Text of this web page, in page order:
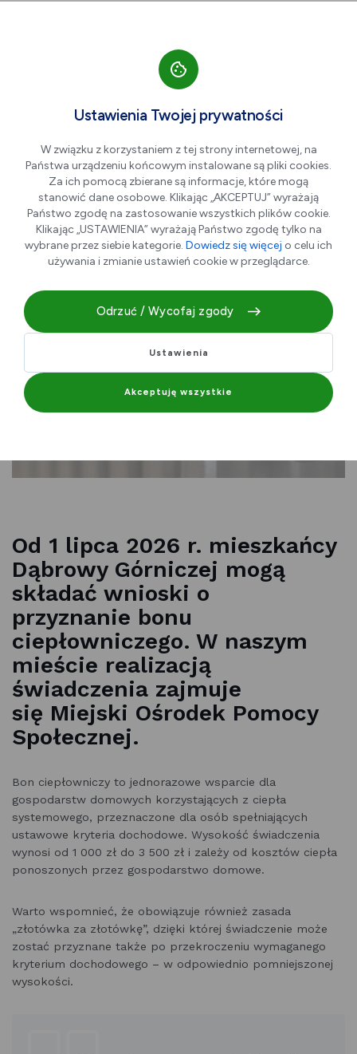
Ruszył nabór wniosków o bon
ciepłowniczy
02.07.2026 r.
Od 1 lipca 2026 r. mieszkańcy
Dąbrowy Górniczej mogą
składać wnioski o
przyznanie bonu
ciepłowniczego. W naszym
mieście realizacją
świadczenia zajmuje
się Miejski Ośrodek Pomocy
Społecznej.
Bon ciepłowniczy to jednorazowe wsparcie dla
gospodarstw domowych korzystających z ciepła
systemowego, przeznaczone dla osób spełniających
ustawowe kryteria dochodowe. Wysokość świadczenia
wynosi od 1 000 zł do 3 500 zł i zależy od kosztów ciepła
ponoszonych przez gospodarstwo domowe.
Warto wspomnieć, że obowiązuje również zasada
„złotówka za złotówkę”, dzięki której świadczenie może
zostać przyznane także po przekroczeniu wymaganego
kryterium dochodowego – w odpowiednio pomniejszonej
wysokości.
Ustawienia Twojej prywatności
W związku z korzystaniem z tej strony internetowej, na
Państwa urządzeniu końcowym instalowane są pliki cookies.
Za ich pomocą zbierane są informacje, które mogą
stanowić dane osobowe. Klikając „AKCEPTUJ” wyrażają
Państwo zgodę na zastosowanie wszystkich plików cookie.
Klikając „USTAWIENIA” wyrażają Państwo zgodę tylko na
wybrane przez siebie kategorie. Dowiedz się więcej o celu ich
używania i zmianie ustawień cookie w przeglądarce.
Odrzuć / Wycofaj zgody
Ustawienia
Akceptuję wszystkie